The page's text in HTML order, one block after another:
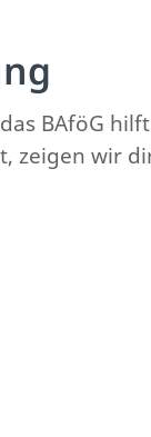
BAföG
zeigen wir